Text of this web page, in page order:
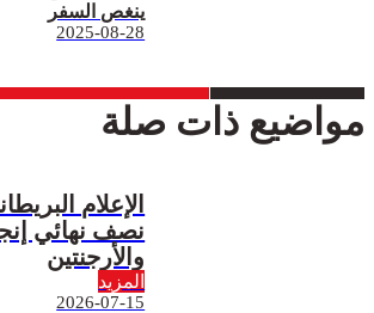
ينغص السفر
2025-08-28
مواضيع ذات صلة
الإعلام
نصف نهائي
والأرجنتين
المزيد
2026-07-15